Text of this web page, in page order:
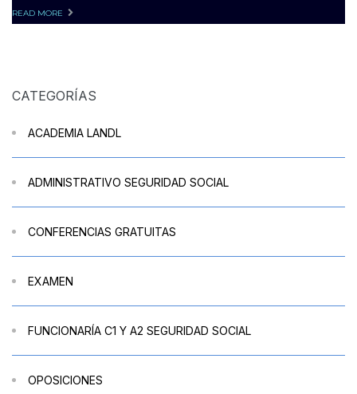
READ MORE
CATEGORÍAS
ACADEMIA LANDL
ADMINISTRATIVO SEGURIDAD SOCIAL
CONFERENCIAS GRATUITAS
EXAMEN
FUNCIONARÍA C1 Y A2 SEGURIDAD SOCIAL
OPOSICIONES